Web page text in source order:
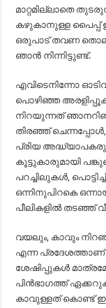
മാറ്റമില്ലാതെ
കഴുകാനുള്ള പൈപ്പ്
ഒരുപാട് തവണ
ഞാന്‍ നിന്നിട്ടുണ്ട്.
എവിടെനിന്നോ
പൊഴിഞ്ഞ
നിറയുന്നത്
തിരഞ്ഞ്
പ്രിയ
കൂട്ടുകാരുമായി
പറച്ചിലുകള്‍,
ഒന്നിനുപിറകെ
പീലികളില്‍ തടഞ്ഞ്
വയലും, കാവും
എന്ന പ്രദേശത്താണ്
ശേഷിപ്പുകള്‍
പിന്‍ഭാഗത്ത്
കാവുള്ളത് കൊണ്ട്